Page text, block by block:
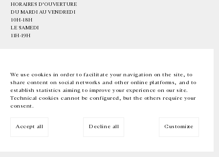
We use cookies in order to facilitate your navigation on the site, to
share content on social networks and other online platforms, and to
establish statistics aiming to improve your experience on our site.
Technical cookies cannot be configured, but the others require your
consent.
Accept all Decline all Customize
HORAIRES D'OUVERTURE
DU MARDI AU VENDREDI
10H-18H
LE SAMEDI
11H-19H
EN FR 中文 Facebook Instagram
Inscrivez-vous à notre newsletter